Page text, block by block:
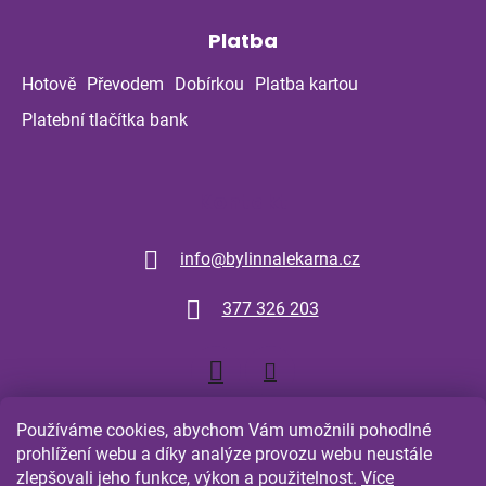
Používáme cookies, abychom Vám umožnili pohodlné
prohlížení webu a díky analýze provozu webu neustále
zlepšovali jeho funkce, výkon a použitelnost. Více
Platba
Hotově Převodem Dobírkou
Platba kartou
Platební tlačítka bank
info@bylinnalekarna.cz
377 326 203